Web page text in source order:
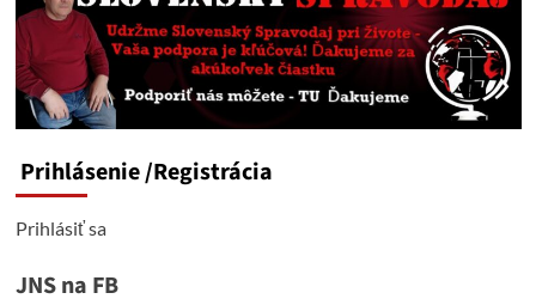
Prihlásenie/Registrácia
Prihlásiť sa
JNS na FB